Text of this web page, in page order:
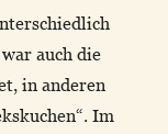
auch die
in anderen
Im